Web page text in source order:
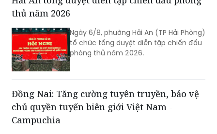
tìm hiểu cơ hội đầu tư tại Hải Phòng.
thủ năm 2026
Ngày 6/8, phường Hải An (TP Hải Phòng)
tổ chức tổng duyệt diễn tập chiến đấu
phòng thủ năm 2026.
Đồng Nai: Tăng cường tuyên truyền, bảo vệ
chủ quyền tuyến biên giới Việt Nam -
Campuchia